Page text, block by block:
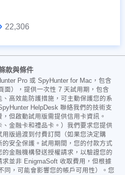
22,306
款與條件
Pro 或 SpyHunter for Mac，包含
面），提供一次性 7 天試用期，包含
高效能防護措施，可主動保護您的系
HelpDesk 聯絡我們的技術支
但啟動試用版需提供信用卡資訊。
、金融卡和禮品卡。）我們要求您提供
版過渡到付費訂閱（如果您決定購
安全保護。試用期間，您的付款方式
金融機構發送授權請求，以驗證您的
並非 EnigmaSoft 收取費用，但根據
同，可能會影響您的帳戶可用性）。您